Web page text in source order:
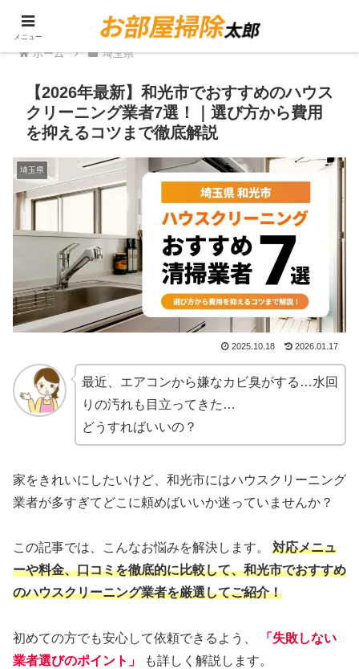
PR
ホーム 埼玉県
【2026年最新】和光市でおすすめのハウス
クリーニング業者7選！｜選び方から費用
を抑えるコツまで徹底解説
埼玉県
2025.10.18 2026.01.17
最近、エアコンから嫌なカビ臭がする…水回
りの汚れも目立ってきた…
どうすればいいの？
家をきれいにしたいけど、和光市にはハウスクリーニング
業者が多すぎてどこに頼めばいいか迷っていませんか？
この記事では、こんなお悩みを解決します。 対応メニュ
ーや料金、口コミを徹底的に比較して、和光市でおすすめ
のハウスクリーニング業者を厳選してご紹介！
初めての方でも安心して依頼できるよう、
「失敗しない
業者選びのポイント」
も詳しく解説します。
メニュー